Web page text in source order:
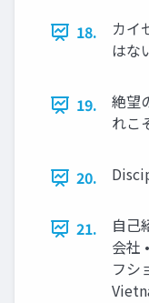
18.
カイ
はな
19.
絶望
れこ
20.
21.
自己
会社
フシ